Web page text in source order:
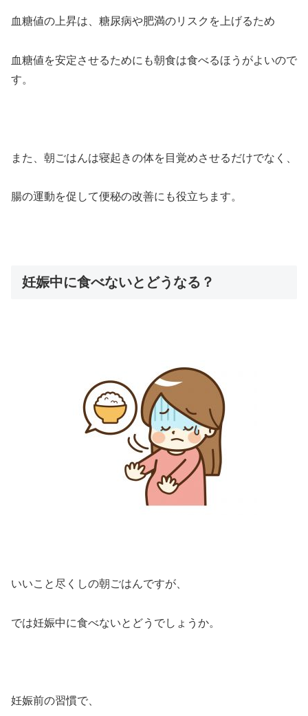
血糖値の上昇は、糖尿病や肥満のリスクを上げるため
血糖値を安定させるためにも朝食は食べるほうがよいので
す。
また、朝ごはんは寝起きの体を目覚めさせるだけでなく、
腸の運動を促して便秘の改善にも役立ちます。
妊娠中に食べないとどうなる？
いいこと尽くしの朝ごはんですが、
では妊娠中に食べないとどうでしょうか。
妊娠前の習慣で、